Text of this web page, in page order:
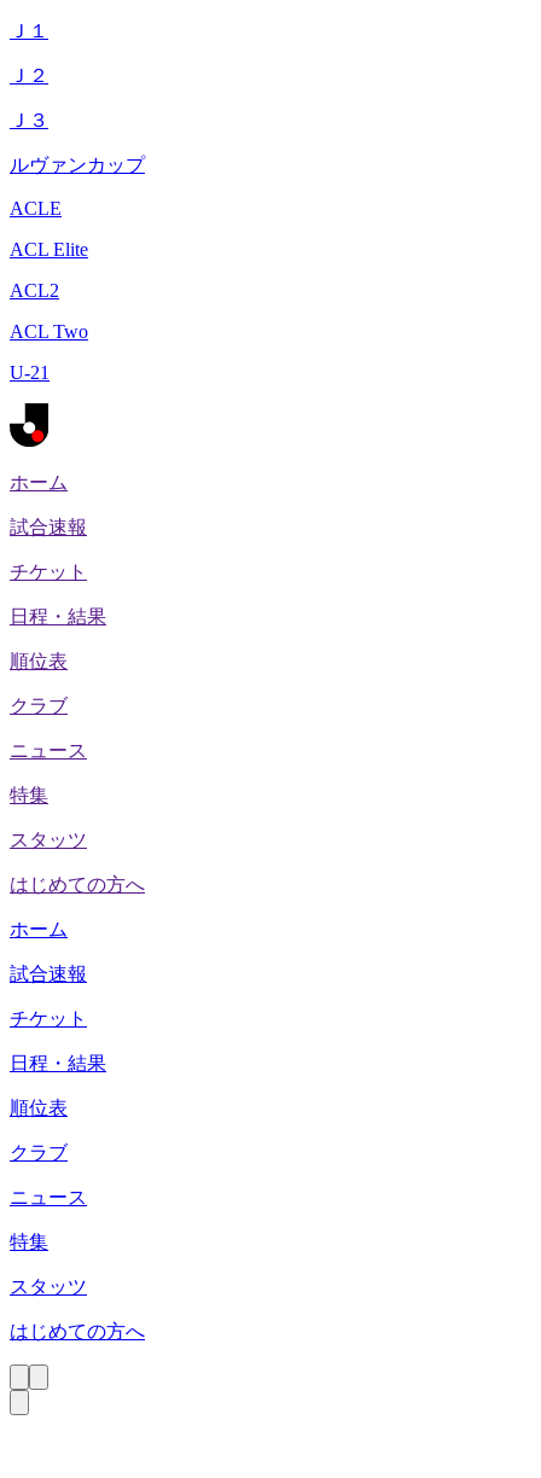
Ｊ１
Ｊ２
Ｊ３
ルヴァンカップ
ACLE
ACL Elite
ACL2
ACL Two
U-21
ホーム
試合速報
チケット
日程・結果
順位表
クラブ
ニュース
特集
スタッツ
はじめての方へ
ホーム
試合速報
チケット
日程・結果
順位表
クラブ
ニュース
特集
スタッツ
はじめての方へ